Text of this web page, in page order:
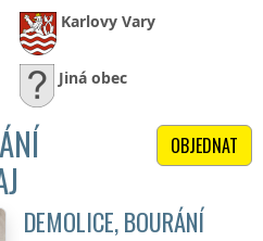
Karlovy Vary
Jiná obec
OBJEDNAT
DEMOLICE, BOURÁNÍ